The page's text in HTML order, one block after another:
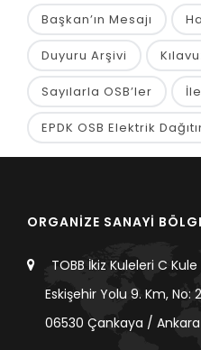
Başkan’ın Mesajı
Duyuru Arşivi
Sayılarla OSB’ler
EPDK OSB Elektrik
ORGANİZE SANAYİ
TOBB İkiz Kuleleri C
Eskişehir Yolu 9. Km, No:
06530 Çankaya / Ankara